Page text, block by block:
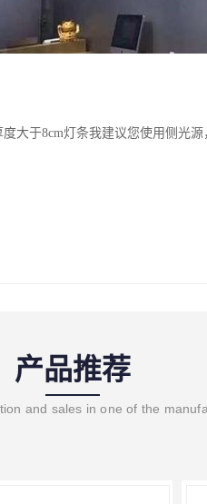
大于8cm灯条我建议您使用侧光
产品推荐
and sales in one of the